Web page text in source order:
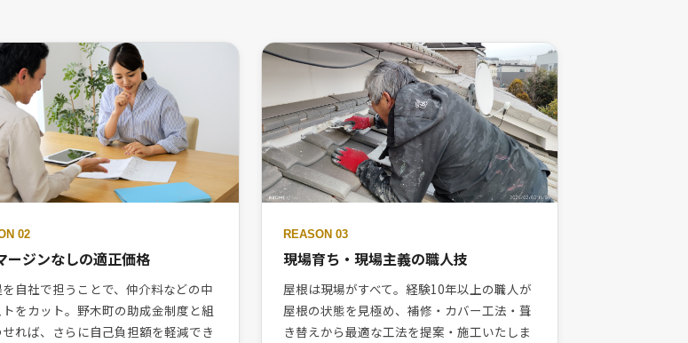
02
ージンなしの適正価格
自社で担うことで、仲介料などの中
をカット。野木町の助成金制度と組
れば、さらに自己負担額を軽減でき
REASON 03
現場育ち・現場主義の職人技
屋根は現場がすべて。経験10年以上の職人が
屋根の状態を見極め、補修・カバー工法・葺
き替えから最適な工法を提案・施工いたしま